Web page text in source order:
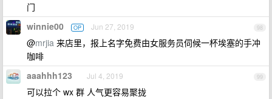
门
98
winnie00 OP Jun 27, 2019
@mrjia 来店里，报上名字免费由女服务员伺候一杯埃塞的手冲
咖啡
99
aaahhh123 Jul 4, 2019
可以拉个 wx 群 人气更容易聚拢